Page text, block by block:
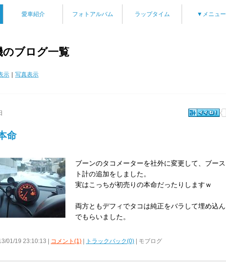
愛車紹介 フォトアルバム ラップタイム ▼メニュー
のブログ一覧
示 写真表示
命
ブーンのタコメーターを社外に変更して、ブース
ト計の追加をしました。
実はこっちが初売りの本命だったりしますｗ
両方ともデフィでタコは純正をバラして埋め込ん
でもらいました。
01/19 23:10:13 | コメント(1) トラックバック(0) | モブログ